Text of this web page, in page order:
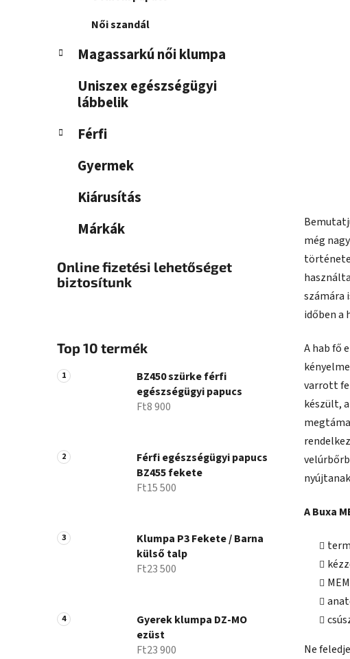
Női szandál
Magassarkú női klumpa
Uniszex egészségügyi
lábbelik
Férfi
Gyermek
Kiárusítás
Márkák
Online fizetési lehetőséget
biztosítunk
Top 10 termék
BZ450 szürke férfi
egészségügyi papucs
Ft8 900
Férfi egészségügyi papucs
BZ455 fekete
Ft15 500
Klumpa P3 Fekete / Barna
külső talp
Ft23 500
Gyerek klumpa DZ-MO
ezüst
Ft23 900
még
története
számára
időben a
A hab fő
varrott
készült,
A Buxa
Ne